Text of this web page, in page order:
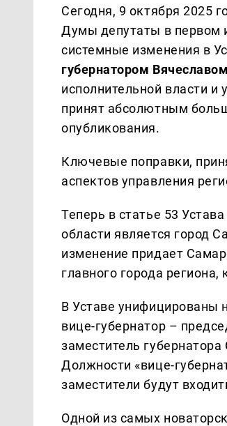
Сегодня, 9 октября 2025
Думы депутаты в первом
системные изменения в
губернатором
исполнительной власти
принят абсолютным
опубликования.
Ключевые поправки,
аспектов управления
Теперь в статье 53
области является город
изменение придает
главного города
В Уставе унифицированы
вице-губернатор –
заместитель
Должности «вице-
заместители будут
Одной из самых